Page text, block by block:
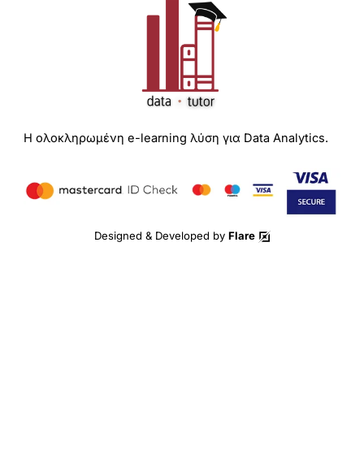
Η ολοκληρωμένη e-learning λύση για Data Analytics.
Designed & Developed by Flare